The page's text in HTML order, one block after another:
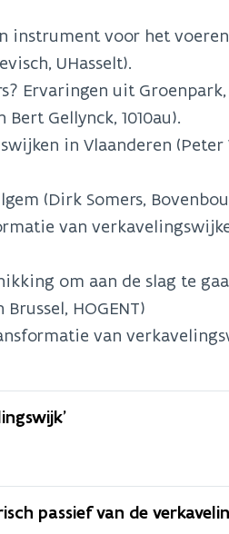
instrument voor het
UHasselt).
Ervaringen uit Groenpark,
Gellynck, 1010au).
in Vlaanderen (Peter
(Dirk Somers,
van
om aan de slag te
HOGENT)
van
passief van de